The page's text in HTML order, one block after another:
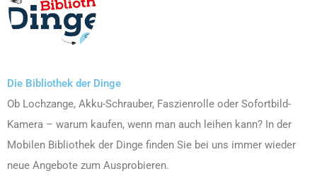
Die Bibliothek der Dinge
Ob Lochzange, Akku-Schrauber, Faszienrolle oder Sofortbild-
Kamera – warum kaufen, wenn man auch leihen kann? In der
Mobilen Bibliothek der Dinge finden Sie bei uns immer wieder
neue Angebote zum Ausprobieren.